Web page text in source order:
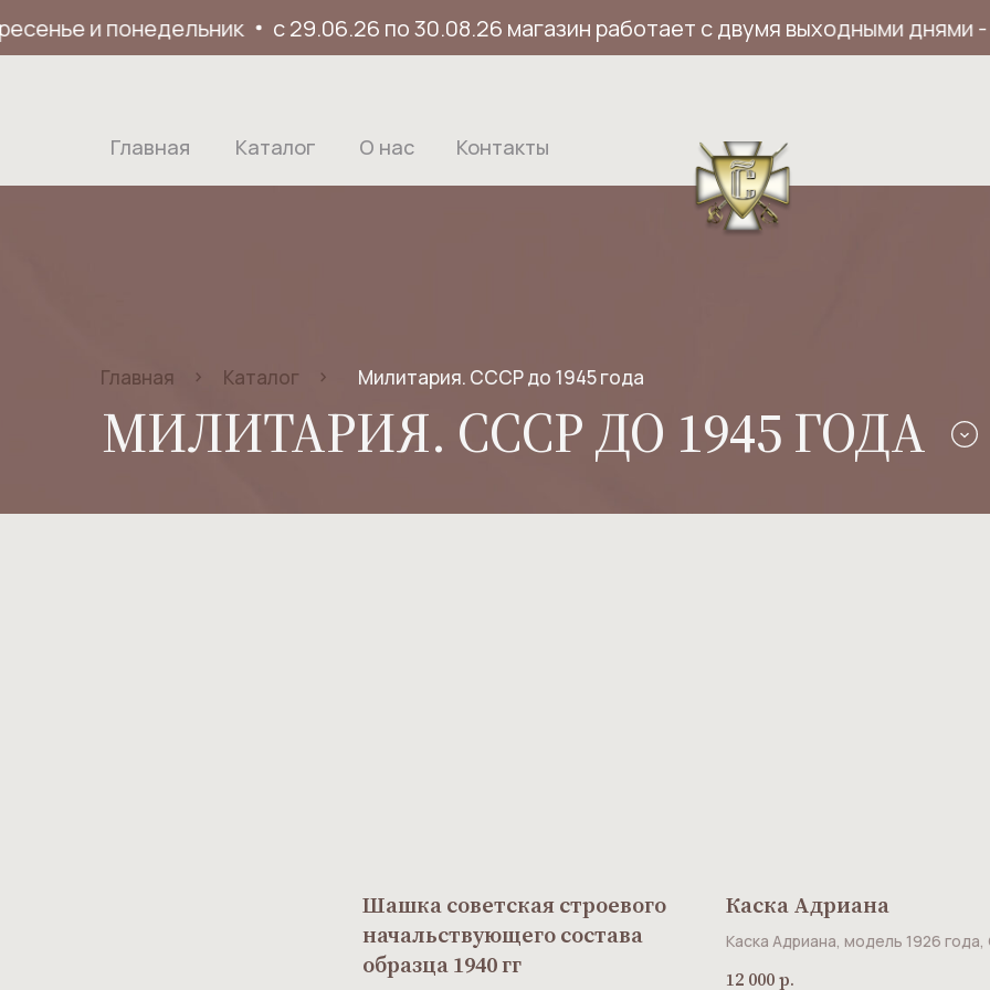
и понедельник с 29.06.26 по 30.08.26 магазин работает с двумя выходными днями -
Контакты
Главная О нас
Каталог
МИЛИТАРИЯ. СССР ДО 1945 ГОДА
> > Милитария. СССР до 1945 года
Главная Каталог
Шашка советская строевого
начальствующего состава
образца 1940 гг
Каска Адриана
Каска Адриана, модель 1926
12 000р.